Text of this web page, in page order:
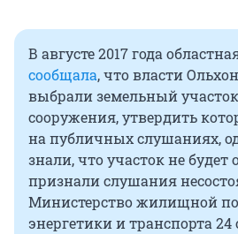
В августе 2017 года
сообщала, что власти
выбрали земельный
сооружения, утвердить
на публичных слушаниях,
знали, что участок не будет
признали слушания
Министерство жилищной
энергетики и транспорта 24